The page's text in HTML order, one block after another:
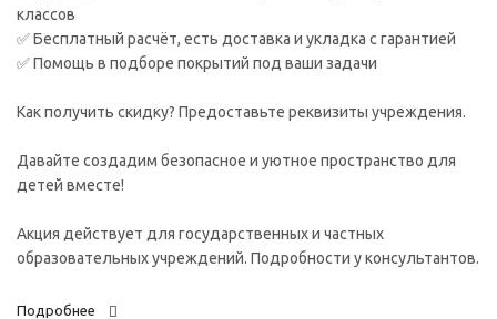
классов
✅ Бесплатный расчёт, есть доставка и укладка с гарантией
✅ Помощь в подборе покрытий под ваши задачи
Как получить скидку? Предоставьте реквизиты учреждения.
Давайте создадим безопасное и уютное пространство для
детей вместе!
Акция действует для государственных и частных
образовательных учреждений. Подробности у консультантов.
Подробнее